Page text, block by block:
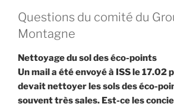
Questions du comité du
Montagne
Nettoyage du sol des éco-points
Un mail a été envoyé à ISS le 17.02
devait nettoyer les sols des éco-
souvent très sales. Est-ce les